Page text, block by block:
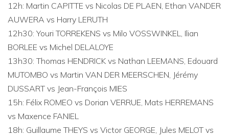
12h: Martin CAPITTE vs Nicolas DE PLAEN, Ethan VANDER
AUWERA vs Harry LERUTH
12h30: Youri TORREKENS vs Milo VOSSWINKEL, Ilian
BORLEE vs Michel DELALOYE
13h30: Thomas HENDRICK vs Nathan LEEMANS, Edouard
MUTOMBO vs Martin VAN DER MEERSCHEN, Jérémy
DUSSART vs Jean-François MIES
15h: Félix ROMEO vs Dorian VERRUE, Mats HERREMANS
vs Maxence FANIEL
18h: Guillaume THEYS vs Victor GEORGE, Jules MELOT vs